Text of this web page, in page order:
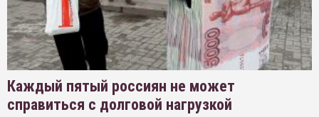
Каждый пятый россиян не может
справиться с долговой нагрузкой